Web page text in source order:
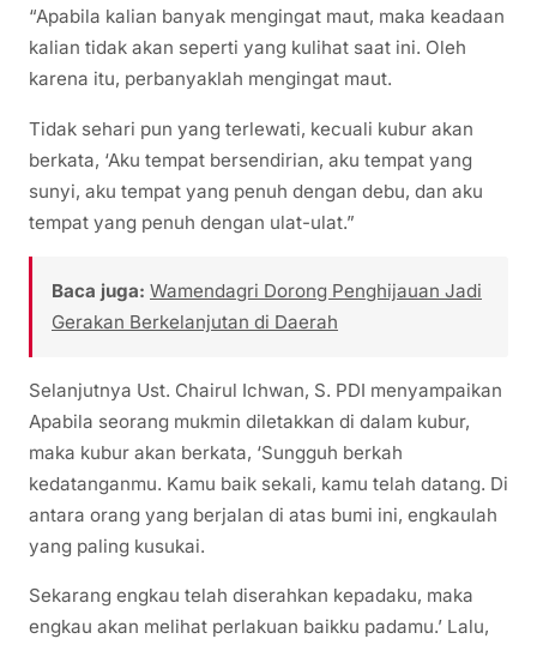
“Apabila kalian banyak mengingat maut, maka keadaan
kalian tidak akan seperti yang kulihat saat ini. Oleh
karena itu, perbanyaklah mengingat maut.
Tidak sehari pun yang terlewati, kecuali kubur akan
berkata, ‘Aku tempat bersendirian, aku tempat yang
sunyi, aku tempat yang penuh dengan debu, dan aku
tempat yang penuh dengan ulat-ulat.”
Baca juga: Wamendagri Dorong Penghijauan Jadi
Gerakan Berkelanjutan di Daerah
Selanjutnya Ust. Chairul Ichwan, S. PDI menyampaikan
Apabila seorang mukmin diletakkan di dalam kubur,
maka kubur akan berkata, ‘Sungguh berkah
kedatanganmu. Kamu baik sekali, kamu telah datang. Di
antara orang yang berjalan di atas bumi ini, engkaulah
yang paling kusukai.
Sekarang engkau telah diserahkan kepadaku, maka
engkau akan melihat perlakuan baikku padamu.’ Lalu,